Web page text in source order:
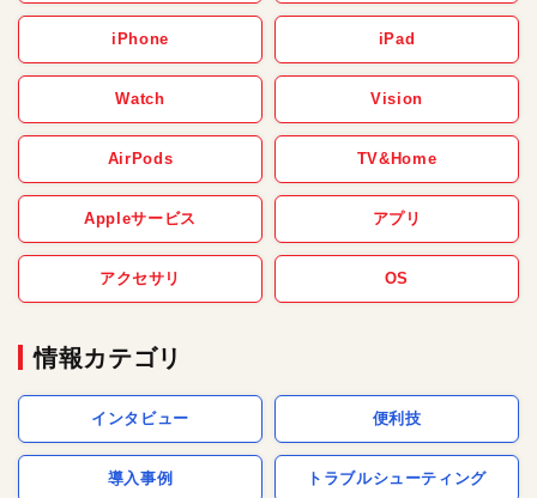
iPhone iPad
Watch Vision
AirPods TV&Home
Appleサービス アプリ
アクセサリ OS
情報カテゴリ
インタビュー 便利技
導入事例 トラブルシューティング